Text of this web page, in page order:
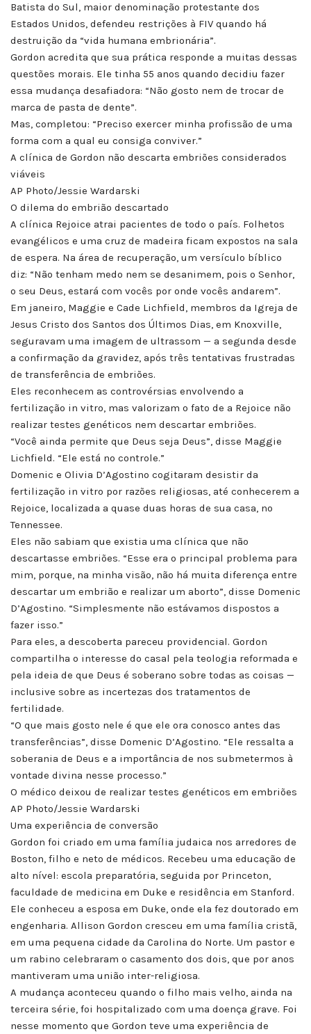
Batista do Sul, maior denominação protestante dos
Estados Unidos, defendeu restrições à FIV quando há
destruição da “vida humana embrionária”.
Gordon acredita que sua prática responde a muitas dessas
questões morais. Ele tinha 55 anos quando decidiu fazer
essa mudança desafiadora: “Não gosto nem de trocar de
marca de pasta de dente”.
Mas, completou: “Preciso exercer minha profissão de uma
forma com a qual eu consiga conviver.”
A clínica de Gordon não descarta embriões considerados
viáveis
AP Photo/Jessie Wardarski
O dilema do embrião descartado
A clínica Rejoice atrai pacientes de todo o país. Folhetos
evangélicos e uma cruz de madeira ficam expostos na sala
de espera. Na área de recuperação, um versículo bíblico
diz: “Não tenham medo nem se desanimem, pois o Senhor,
o seu Deus, estará com vocês por onde vocês andarem”.
Em janeiro, Maggie e Cade Lichfield, membros da Igreja de
Jesus Cristo dos Santos dos Últimos Dias, em Knoxville,
seguravam uma imagem de ultrassom — a segunda desde
a confirmação da gravidez, após três tentativas frustradas
de transferência de embriões.
Eles reconhecem as controvérsias envolvendo a
fertilização in vitro, mas valorizam o fato de a Rejoice não
realizar testes genéticos nem descartar embriões.
“Você ainda permite que Deus seja Deus”, disse Maggie
Lichfield. “Ele está no controle.”
Domenic e Olivia D’Agostino cogitaram desistir da
fertilização in vitro por razões religiosas, até conhecerem a
Rejoice, localizada a quase duas horas de sua casa, no
Tennessee.
Eles não sabiam que existia uma clínica que não
descartasse embriões. “Esse era o principal problema para
mim, porque, na minha visão, não há muita diferença entre
descartar um embrião e realizar um aborto”, disse Domenic
D’Agostino. “Simplesmente não estávamos dispostos a
fazer isso.”
Para eles, a descoberta pareceu providencial. Gordon
compartilha o interesse do casal pela teologia reformada e
pela ideia de que Deus é soberano sobre todas as coisas —
inclusive sobre as incertezas dos tratamentos de
fertilidade.
“O que mais gosto nele é que ele ora conosco antes das
transferências”, disse Domenic D’Agostino. “Ele ressalta a
soberania de Deus e a importância de nos submetermos à
vontade divina nesse processo.”
O médico deixou de realizar testes genéticos em embriões
AP Photo/Jessie Wardarski
Uma experiência de conversão
Gordon foi criado em uma família judaica nos arredores de
Boston, filho e neto de médicos. Recebeu uma educação de
alto nível: escola preparatória, seguida por Princeton,
faculdade de medicina em Duke e residência em Stanford.
Ele conheceu a esposa em Duke, onde ela fez doutorado em
engenharia. Allison Gordon cresceu em uma família cristã,
em uma pequena cidade da Carolina do Norte. Um pastor e
um rabino celebraram o casamento dos dois, que por anos
mantiveram uma união inter-religiosa.
A mudança aconteceu quando o filho mais velho, ainda na
terceira série, foi hospitalizado com uma doença grave. Foi
nesse momento que Gordon teve uma experiência de